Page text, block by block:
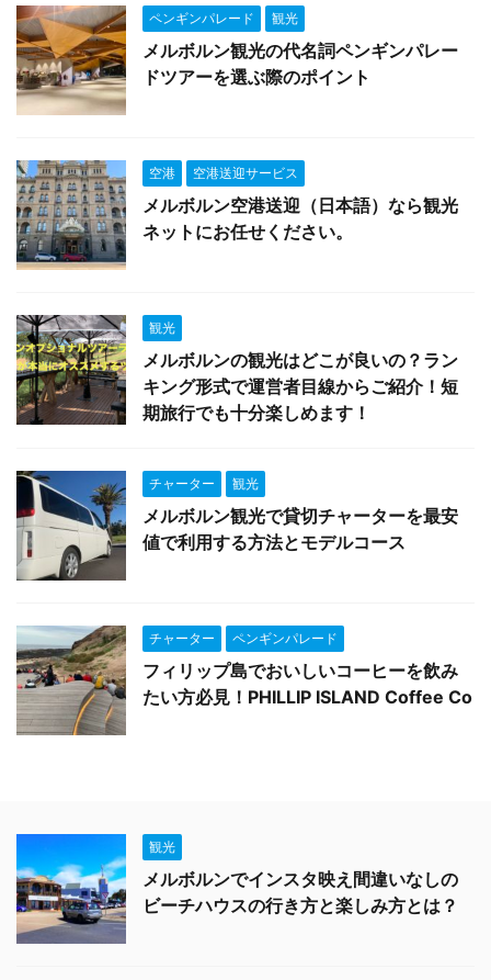
ペンギンパレード 観光
メルボルン観光の代名詞ペンギンパレー
ドツアーを選ぶ際のポイント
空港 空港送迎サービス
メルボルン空港送迎（日本語）なら観光
ネットにお任せください。
観光
メルボルンの観光はどこが良いの？ラン
キング形式で運営者目線からご紹介！短
期旅行でも十分楽しめます！
チャーター 観光
メルボルン観光で貸切チャーターを最安
値で利用する方法とモデルコース
チャーター ペンギンパレード
フィリップ島でおいしいコーヒーを飲み
たい方必見！PHILLIP ISLAND Coffee Co
観光
メルボルンでインスタ映え間違いなしの
ビーチハウスの行き方と楽しみ方とは？